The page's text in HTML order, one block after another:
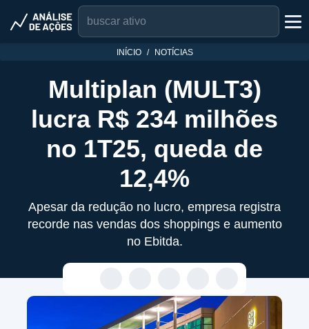
INÍCIO NOTÍCIAS
Multiplan (MULT3)
lucra R$ 234 milhões
no 1T25, queda de
12,4%
Apesar da redução no lucro, empresa registra
recorde nas vendas dos shoppings e aumento
no Ebitda.